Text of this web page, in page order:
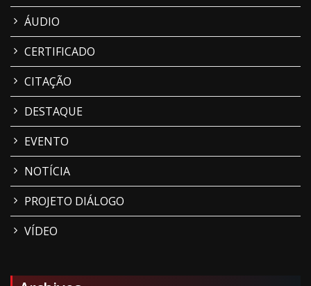
ÁUDIO
CERTIFICADO
CITAÇÃO
DESTAQUE
EVENTO
NOTÍCIA
PROJETO DIÁLOGO
VÍDEO